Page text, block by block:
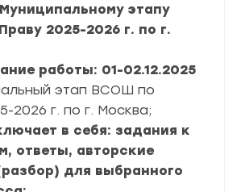
этапу
2025-2026 г. по г.
работы: 01-02.12.2025
этап ВСОШ по
2026 г. по г. Москва;
в себя: задания к
ответы, авторские
для выбранного